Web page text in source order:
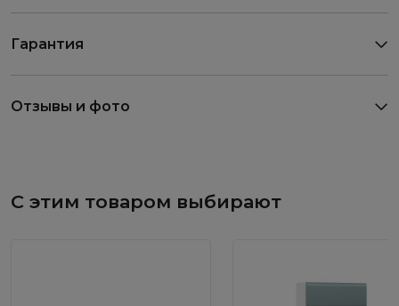
Гарантия
Отзывы и фото
С этим товаром выбирают